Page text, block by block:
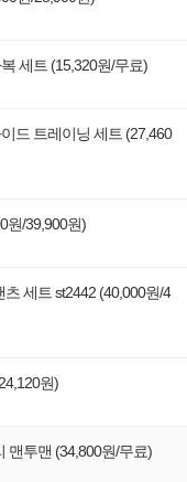
세트 (15,320원/무료)
드 트레이닝 세트 (27,460
원/39,900원)
세트 st2442 (40,000원/4
원)
맨투맨 (34,800원/무료)